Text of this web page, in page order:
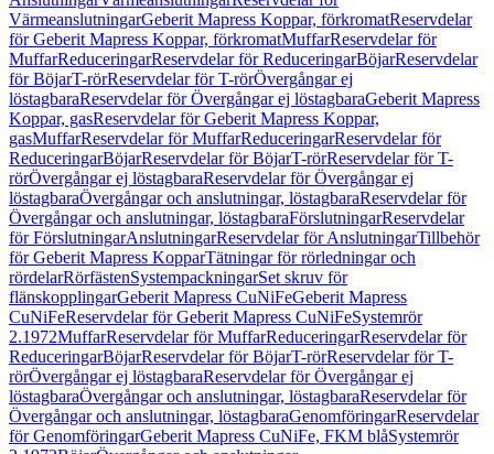
VärmeanslutningarGeberit Mapress Koppar, förkromatReservdelar
för Geberit Mapress Koppar, förkromatMuffarReservdelar för
MuffarReduceringarReservdelar för ReduceringarBöjarReservdelar
för BöjarT-rörReservdelar för T-rörÖvergångar ej
löstagbaraReservdelar för Övergångar ej löstagbaraGeberit Mapress
Koppar, gasReservdelar för Geberit Mapress Koppar,
gasMuffarReservdelar för MuffarReduceringarReservdelar för
ReduceringarBöjarReservdelar för BöjarT-rörReservdelar för T-
rörÖvergångar ej löstagbaraReservdelar för Övergångar ej
löstagbaraÖvergångar och anslutningar, löstagbaraReservdelar för
Övergångar och anslutningar, löstagbaraFörslutningarReservdelar
för FörslutningarAnslutningarReservdelar för AnslutningarTillbehör
för Geberit Mapress KopparTätningar för rörledningar och
rördelarRörfästenSystempackningarSet skruv för
flänskopplingarGeberit Mapress CuNiFeGeberit Mapress
CuNiFeReservdelar för Geberit Mapress CuNiFeSystemrör
2.1972MuffarReservdelar för MuffarReduceringarReservdelar för
ReduceringarBöjarReservdelar för BöjarT-rörReservdelar för T-
rörÖvergångar ej löstagbaraReservdelar för Övergångar ej
löstagbaraÖvergångar och anslutningar, löstagbaraReservdelar för
Övergångar och anslutningar, löstagbaraGenomföringarReservdelar
för GenomföringarGeberit Mapress CuNiFe, FKM blåSystemrör